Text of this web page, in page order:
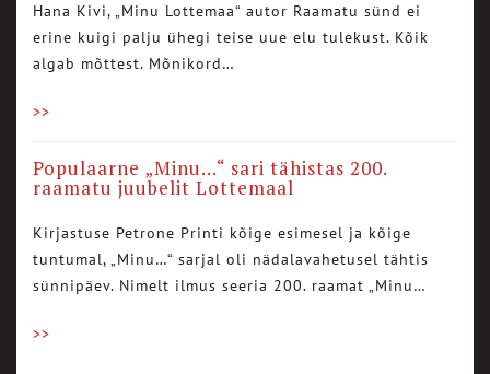
Hana Kivi, „Minu Lottemaa“ autor Raamatu sünd ei
erine kuigi palju ühegi teise uue elu tulekust. Kõik
algab mõttest. Mõnikord…
>>
Populaarne „Minu…“ sari tähistas 200.
raamatu juubelit Lottemaal
Kirjastuse Petrone Printi kõige esimesel ja kõige
tuntumal, „Minu…“ sarjal oli nädalavahetusel tähtis
sünnipäev. Nimelt ilmus seeria 200. raamat „Minu…
>>